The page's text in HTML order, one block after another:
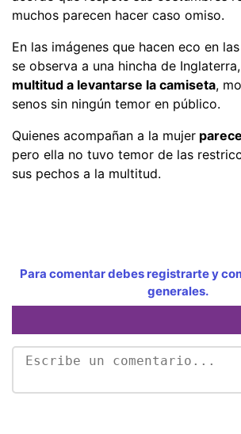
muchos parecen hacer caso omiso.
En las imágenes que hacen eco en
se observa a una hincha de Inglaterra,
multitud a levantarse la camiseta,
senos sin ningún temor en público.
Quienes acompañan a la mujer
pero ella no tuvo temor de las
sus pechos a la multitud.
Para comentar debes registrarte y
generales.